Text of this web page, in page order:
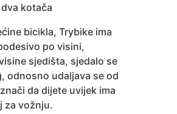
kotača
bicikla, Trybike ima
po visini,
sjedišta, sjedalo se
odnosno udaljava se od
da dijete uvijek ima
za vožnju.